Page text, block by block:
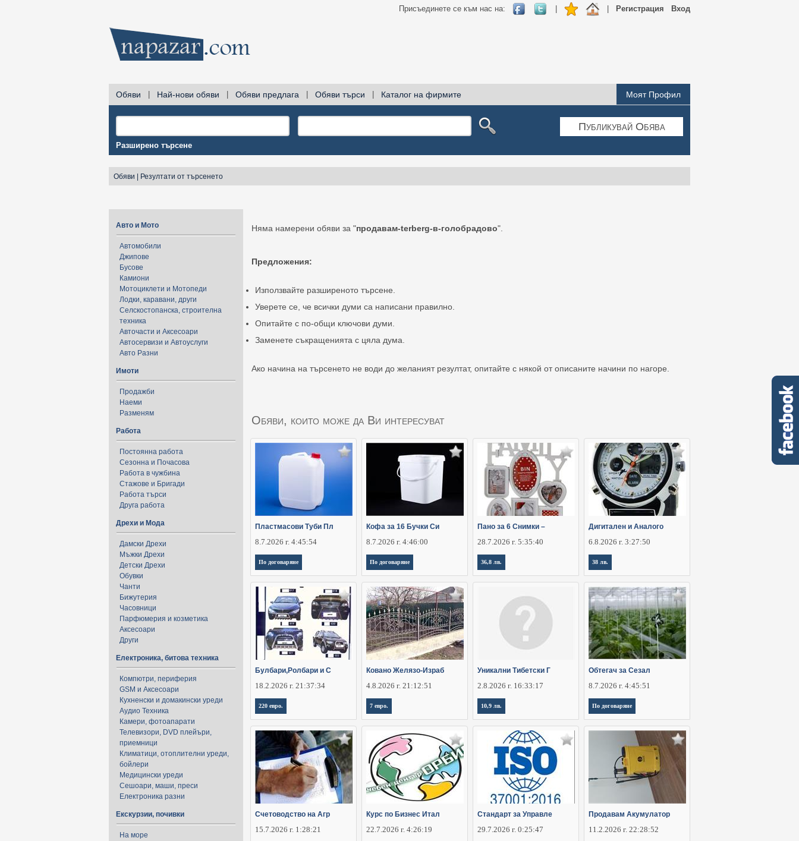
Вход
Регистрация
Присъединете се към нас на:
Обяви Най-нови обяви Обяви предлага Обяви търси Каталог на фирмите Моят Профил
Публикувай Обява
Разширено търсене
Обяви Резултати от търсенето
Авто и Мото
Автомобили
Джипове
Бусове
Камиони
Мотоциклети и Мотопеди
Лодки, каравани, други
Селскостопанска, строителна
техника
Авточасти и Аксесоари
Автосервизи и Автоуслуги
Авто Разни
Имоти
Продажби
Наеми
Разменям
Работа
Постоянна работа
Сезонна и Почасова
Работа в чужбина
Стажове и Бригади
Работа търси
Друга работа
Дрехи и Мода
Дамски Дрехи
Мъжки Дрехи
Детски Дрехи
Обувки
Чанти
Бижутерия
Часовници
Парфюмерия и козметика
Аксесоари
Други
Електроника, битова техника
Компютри, периферия
GSM и Аксесоари
Кухненски и домакински уреди
Аудио Техника
Камери, фотоапарати
Телевизори, DVD плейъри,
приемници
Климатици, отоплителни уреди,
бойлери
Медицински уреди
Сешоари, маши, преси
Електроника разни
Екскурзии, почивки
На море
Няма намерени обяви за "продавам-terberg-в-голобрадово".
Предложения:
Използвайте разширеното търсене.
Уверете се, че всички думи са написани правилно.
Опитайте с по-общи ключови думи.
Заменете съкращенията с цяла дума.
Ако начина на търсенето не води до желаният резултат, опитайте с някой от описаните начини по нагоре.
Обяви, които може да Ви интересуват
Пластмасови Туби Пл
8.7.2026 г. 4:45:54
По договаряне
Кофа за 16 Бучки Си
8.7.2026 г. 4:46:00
По договаряне
Пано за 6 Снимки –
28.7.2026 г. 5:35:40
36,8 лв.
Дигитален и Аналого
6.8.2026 г. 3:27:50
38 лв.
Булбари,Ролбари и С
18.2.2026 г. 21:37:34
220 евро.
Ковано Желязо-Израб
4.8.2026 г. 21:12:51
7 евро.
Уникални Тибетски Г
2.8.2026 г. 16:33:17
10,9 лв.
Обтегач за Сезал
8.7.2026 г. 4:45:51
По договаряне
Счетоводство на Агр
15.7.2026 г. 1:28:21
Курс по Бизнес Итал
22.7.2026 г. 4:26:19
Стандарт за Управле
29.7.2026 г. 0:25:47
Продавам Акумулатор
11.2.2026 г. 22:28:52